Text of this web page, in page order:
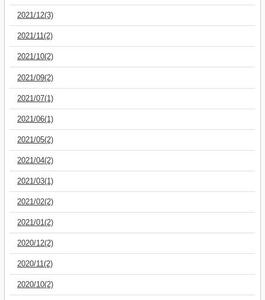
2021/12(3)
2021/11(2)
2021/10(2)
2021/09(2)
2021/07(1)
2021/06(1)
2021/05(2)
2021/04(2)
2021/03(1)
2021/02(2)
2021/01(2)
2020/12(2)
2020/11(2)
2020/10(2)